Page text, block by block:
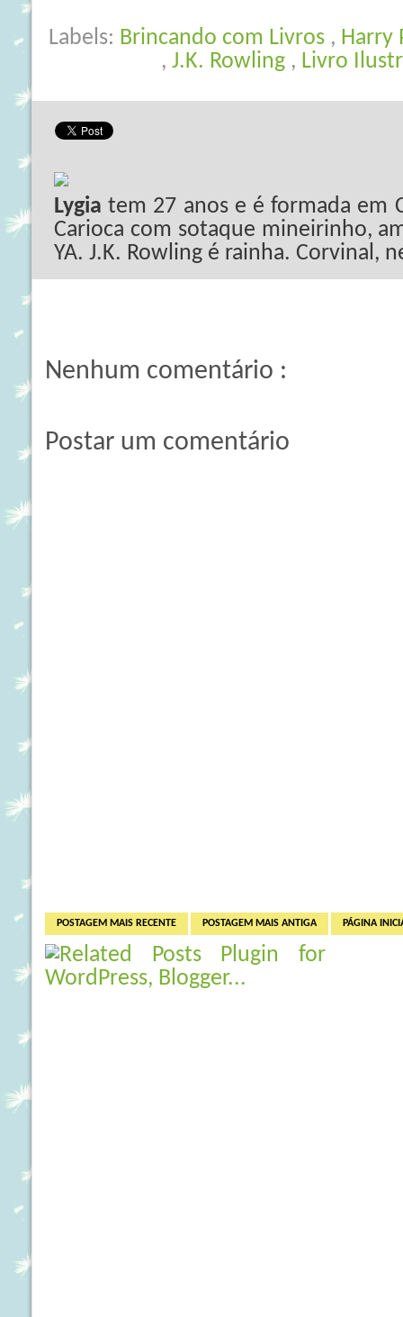
Labels: Brincando com Livros , Harry
, J.K. Rowling , Livro
Lygia tem 27 anos e é formada em
Carioca com sotaque mineirinho,
YA. J.K. Rowling é rainha. Corvinal,
Nenhum comentário :
Postar um comentário
POSTAGEM MAIS RECENTE POSTAGEM MAIS ANTIGA PÁGINA